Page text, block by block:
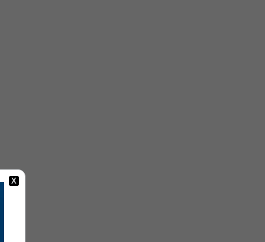
un ajustement confortable.
à rabat et fermeture Velcro.
avec rabat et fermeture Velcro.
X